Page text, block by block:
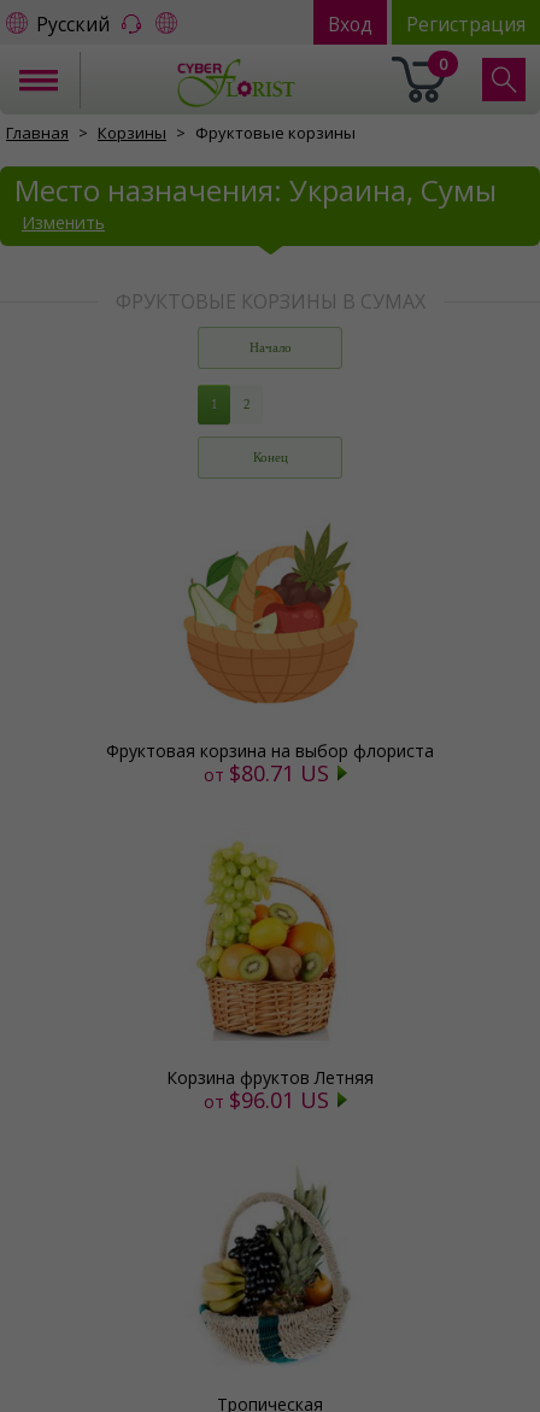
Русский Вход Регистрация
0
Главная Корзины Фруктовые корзины
Место назначения: Украина, Сумы
Изменить
ФРУКТОВЫЕ КОРЗИНЫ В СУМАХ
Начало
1 2
Конец
Фруктовая корзина на выбор флориста
от $80.71 US
Корзина фруктов Летняя
от $96.01 US
Тропическая